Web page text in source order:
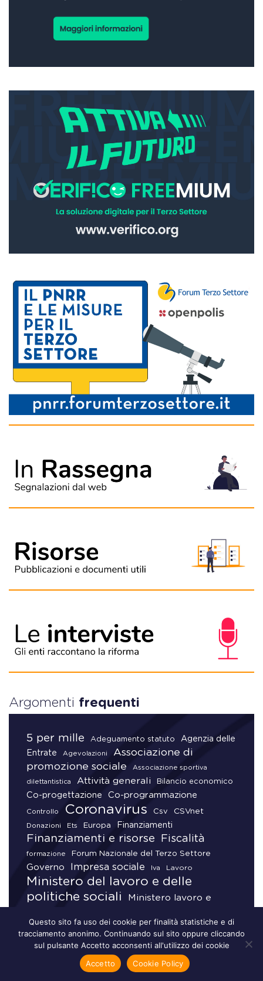
Argomenti frequenti
5 per mille Adeguamento statuto
Agenzia delle
Entrate
Agevolazioni
Associazione di
promozione sociale
Associazione sportiva
dilettantistica Attività generali Bilancio economico
Co-progettazione Co-programmazione
Controllo Coronavirus Csv CSVnet
Donazioni Ets Europa Finanziamenti
Finanziamenti e risorse Fiscalità
formazione Forum Nazionale del Terzo Settore
Governo Impresa sociale Iva Lavoro
Ministero del lavoro e delle
politiche sociali
Ministero lavoro e
politiche sociali normativa Onlus
Organizzazione di volontariato Patrimonio
Pubblicità e trasparenza Rapporto con la Pa
Regime fiscale Ets
Registro unico
nazionale del Terzo settore
Questo sito fa uso dei cookie per finalità statistiche e di
tracciamento anonimo. Continuando sul sito oppure cliccando
sul pulsante Accetto acconsenti all'utilizzo dei cookie
Accetto
Cookie Policy